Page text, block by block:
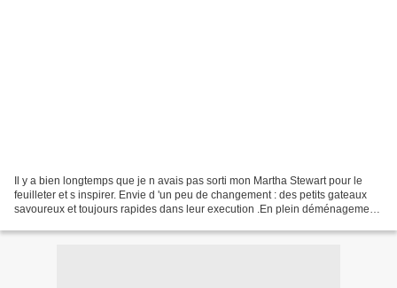
Il y a bien longtemps que je n avais pas sorti mon Martha Stewart pour le
feuilleter et s inspirer. Envie d 'un peu de changement : des petits gateaux
savoureux et toujours rapides dans leur execution .En plein déménagement